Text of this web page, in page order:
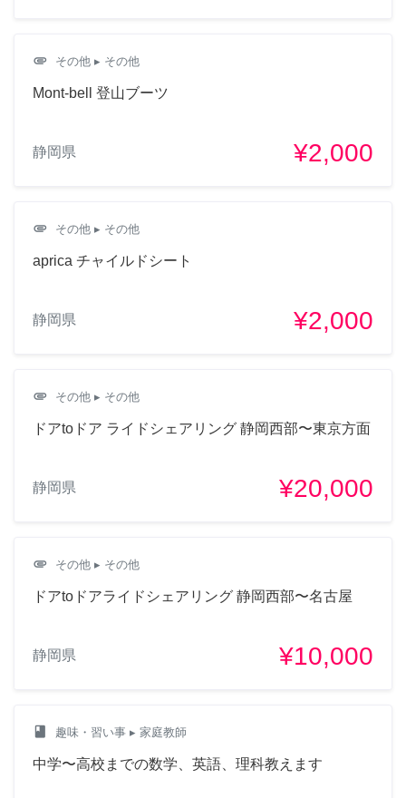
attachment その他 ▸ その他
Mont-bell 登山ブーツ
静岡県 ¥2,000
attachment その他 ▸ その他
aprica チャイルドシート
静岡県 ¥2,000
attachment その他 ▸ その他
ドアtoドア ライドシェアリング 静岡西部〜東京方面
静岡県 ¥20,000
attachment その他 ▸ その他
ドアtoドアライドシェアリング 静岡西部〜名古屋
静岡県 ¥10,000
class 趣味・習い事 ▸ 家庭教師
中学〜高校までの数学、英語、理科教えます